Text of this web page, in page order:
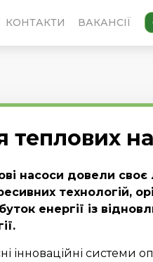
КОНТАКТИ ВАКАНСІЇ
насоси довели своє
технологій,
енергії із
інноваційні системи